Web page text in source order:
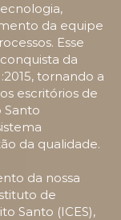
da equipe
Esse
da
tornando a
escritórios de
Santo
da qualidade.
da nossa
de
Santo (ICES),